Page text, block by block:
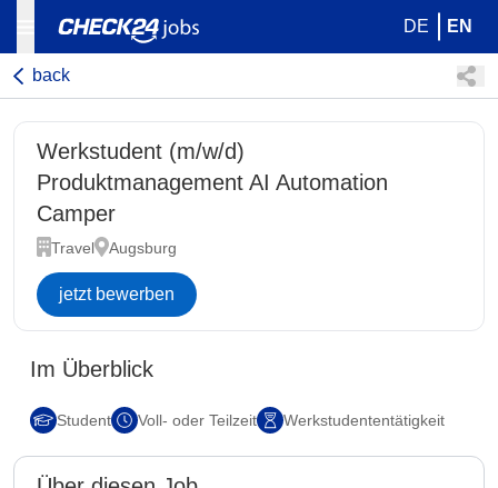
DE EN
back
Werkstudent (m/w/d)
Produktmanagement AI Automation
Camper
Travel Augsburg
jetzt bewerben
Im Überblick
Student Voll- oder Teilzeit Werkstudententätigkeit